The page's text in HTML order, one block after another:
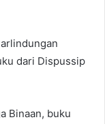
dari Dispussip
Binaan, buku